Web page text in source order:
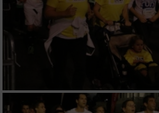
Erstellung von Profilen für personalisierte
Werbung
Verwendung von Profilen zur Auswahl
personalisierter Werbung
Erstellung von Profilen zur Personalisierung
Verwendung von Profilen zur Auswahl
personalisierter Inhalte